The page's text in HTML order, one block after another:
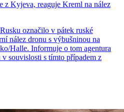
z Kyjeva, reaguje Kreml na nález
označilo v pátek ruské
nález dronu s výbušninou na
Halle. Informuje o tom agentura
souvislosti s tímto případem z